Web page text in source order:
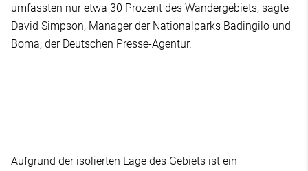
umfassten nur etwa 30 Prozent des Wandergebiets, sagte
David Simpson, Manager der Nationalparks Badingilo und
Boma, der Deutschen Presse-Agentur.
Aufgrund der isolierten Lage des Gebiets ist ein